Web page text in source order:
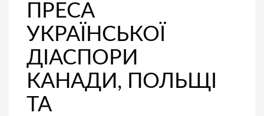
ПРЕСА
УКРАЇНСЬКОЇ
ДІАСПОРИ
КАНАДИ, ПОЛЬЩІ
ТА